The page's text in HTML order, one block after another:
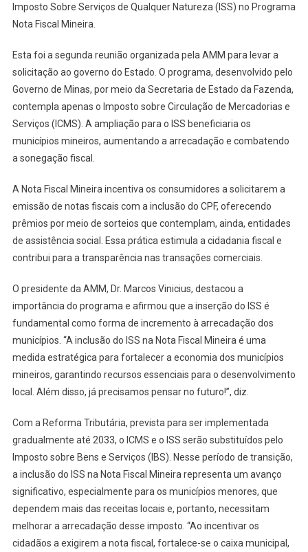
Imposto Sobre Serviços de Qualquer Natureza (ISS) no Programa
Nota Fiscal Mineira.
Esta foi a segunda reunião organizada pela AMM para levar a
solicitação ao governo do Estado. O programa, desenvolvido pelo
Governo de Minas, por meio da Secretaria de Estado da Fazenda,
contempla apenas o Imposto sobre Circulação de Mercadorias e
Serviços (ICMS). A ampliação para o ISS beneficiaria os
municípios mineiros, aumentando a arrecadação e combatendo
a sonegação fiscal.
A Nota Fiscal Mineira incentiva os consumidores a solicitarem a
emissão de notas fiscais com a inclusão do CPF, oferecendo
prêmios por meio de sorteios que contemplam, ainda, entidades
de assistência social. Essa prática estimula a cidadania fiscal e
contribui para a transparência nas transações comerciais.
O presidente da AMM, Dr. Marcos Vinicius, destacou a
importância do programa e afirmou que a inserção do ISS é
fundamental como forma de incremento à arrecadação dos
municípios. “A inclusão do ISS na Nota Fiscal Mineira é uma
medida estratégica para fortalecer a economia dos municípios
mineiros, garantindo recursos essenciais para o desenvolvimento
local. Além disso, já precisamos pensar no futuro!”, diz.
Com a Reforma Tributária, prevista para ser implementada
gradualmente até 2033, o ICMS e o ISS serão substituídos pelo
Imposto sobre Bens e Serviços (IBS). Nesse período de transição,
a inclusão do ISS na Nota Fiscal Mineira representa um avanço
significativo, especialmente para os municípios menores, que
dependem mais das receitas locais e, portanto, necessitam
melhorar a arrecadação desse imposto. “Ao incentivar os
cidadãos a exigirem a nota fiscal, fortalece-se o caixa municipal,